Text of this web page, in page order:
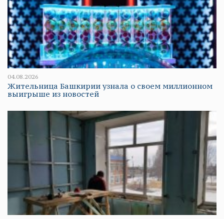
04.08.2026
Жительница Башкирии узнала о своем миллионном
выигрыше из новостей